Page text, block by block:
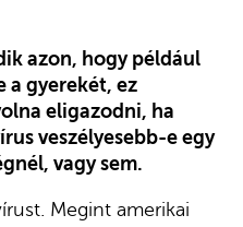
azon, hogy például
a gyerekét, ez
eligazodni, ha
veszélyesebb-e egy
vagy sem.
Megint amerikai